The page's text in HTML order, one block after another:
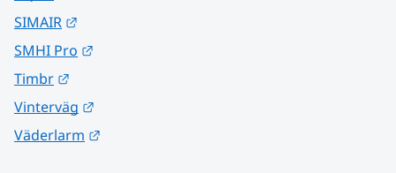
SIMAIR
SMHI Pro
Timbr
Vinterväg
Väderlarm